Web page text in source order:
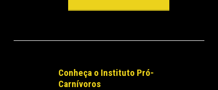
Conheça o Instituto Pró-
Carnívoros